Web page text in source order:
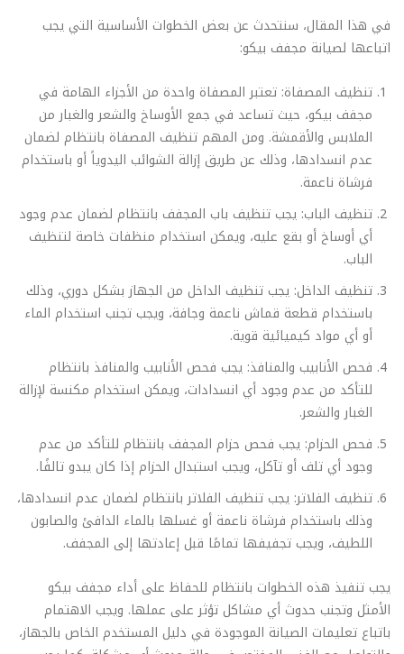
في هذا المقال، سنتحدث عن بعض الخطوات الأساسية التي يجب
اتباعها لصيانة مجفف بيكو:
تنظيف المصفاة: تعتبر المصفاة واحدة من الأجزاء الهامة في
مجفف بيكو، حيث تساعد في جمع الأوساخ والشعر والغبار من
الملابس والأقمشة. ومن المهم تنظيف المصفاة بانتظام لضمان
عدم انسدادها، وذلك عن طريق إزالة الشوائب اليدوياً أو باستخدام
فرشاة ناعمة.
تنظيف الباب: يجب تنظيف باب المجفف بانتظام لضمان عدم وجود
أي أوساخ أو بقع عليه، ويمكن استخدام منظفات خاصة لتنظيف
الباب.
تنظيف الداخل: يجب تنظيف الداخل من الجهاز بشكل دوري، وذلك
باستخدام قطعة قماش ناعمة وجافة، ويجب تجنب استخدام الماء
أو أي مواد كيميائية قوية.
فحص الأنابيب والمنافذ: يجب فحص الأنابيب والمنافذ بانتظام
للتأكد من عدم وجود أي انسدادات، ويمكن استخدام مكنسة لإزالة
الغبار والشعر.
فحص الحزام: يجب فحص حزام المجفف بانتظام للتأكد من عدم
وجود أي تلف أو تآكل، ويجب استبدال الحزام إذا كان يبدو تالفًا.
تنظيف الفلاتر: يجب تنظيف الفلاتر بانتظام لضمان عدم انسدادها،
وذلك باستخدام فرشاة ناعمة أو غسلها بالماء الدافئ والصابون
اللطيف، ويجب تجفيفها تمامًا قبل إعادتها إلى المجفف.
يجب تنفيذ هذه الخطوات بانتظام للحفاظ على أداء مجفف بيكو
الأمثل وتجنب حدوث أي مشاكل تؤثر على عملها. ويجب الاهتمام
باتباع تعليمات الصيانة الموجودة في دليل المستخدم الخاص بالجهاز،